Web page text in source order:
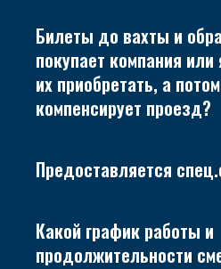
Билеты до вахты и
покупает компания
их приобретать, а
компенсирует проезд?
Предоставляется
Какой график работы и
продолжительности